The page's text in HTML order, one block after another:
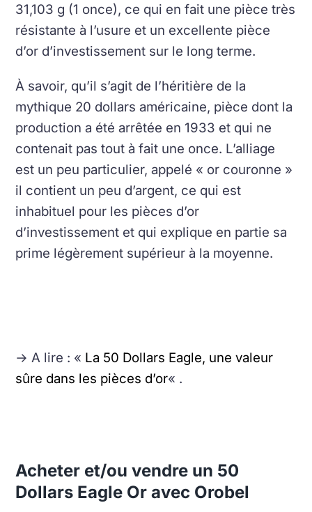
31,103 g (1 once), ce qui en fait une pièce très
résistante à l’usure et un excellente pièce
d’or d’investissement sur le long terme.
À savoir, qu’il s’agit de l’héritière de la
mythique 20 dollars américaine, pièce dont la
production a été arrêtée en 1933 et qui ne
contenait pas tout à fait une once. L’alliage
est un peu particulier, appelé « or couronne »
il contient un peu d’argent, ce qui est
inhabituel pour les pièces d’or
d’investissement et qui explique en partie sa
prime légèrement supérieur à la moyenne.
→ A lire : « La 50 Dollars Eagle, une valeur
sûre dans les pièces d’or« .
Acheter et/ou vendre un 50
Dollars Eagle Or avec Orobel